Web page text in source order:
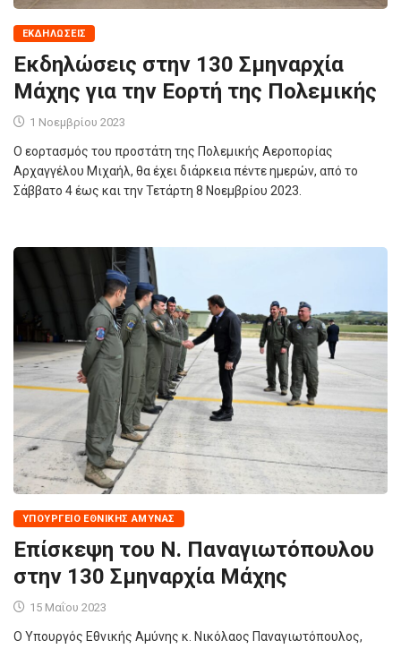
ΕΚΔΗΛΏΣΕΙΣ
Εκδηλώσεις στην 130 Σμηναρχία
Μάχης για την Εορτή της Πολεμικής
1 Νοεμβρίου 2023
Ο εορτασμός του προστάτη της Πολεμικής Αεροπορίας
Αρχαγγέλου Μιχαήλ, θα έχει διάρκεια πέντε ημερών, από το
Σάββατο 4 έως και την Τετάρτη 8 Νοεμβρίου 2023.
ΥΠΟΥΡΓΕΊΟ ΕΘΝΙΚΉΣ ΆΜΥΝΑΣ
Επίσκεψη του Ν. Παναγιωτόπουλου
στην 130 Σμηναρχία Μάχης
15 Μαΐου 2023
Ο Υπουργός Εθνικής Αμύνης κ. Νικόλαος Παναγιωτόπουλος,